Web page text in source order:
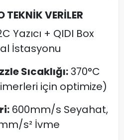
TEKNİK VERİLER
Yazıcı + QIDI Box
İstasyonu
Sıcaklığı:370°C
için optimize)
600mm/s Seyahat,
s² İvme